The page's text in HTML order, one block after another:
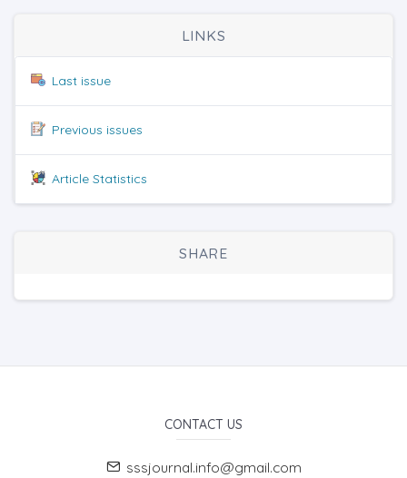
LINKS
Last issue
Previous issues
Article Statistics
SHARE
CONTACT US
sssjournal.info@gmail.com